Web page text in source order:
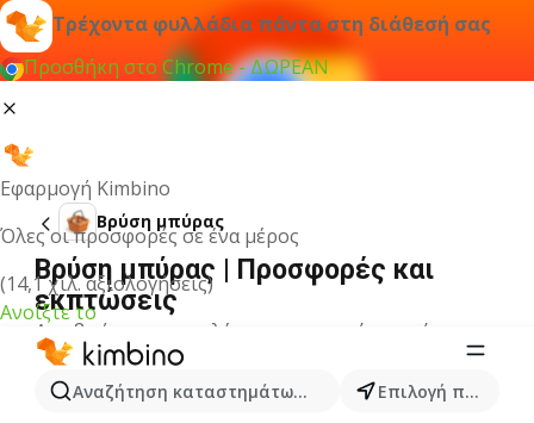
Τρέχοντα φυλλάδια πάντα στη διάθεσή σας
Προσθήκη στο Chrome - ΔΩΡΕΑΝ
Εφαρμογή Kimbino
Όλες οι προσφορές σε ένα μέρος
(14,1 χιλ. αξιολογήσεις)
Ανοίξτε το
Αναζήτηση καταστημάτων, κατηγοριών, προϊόντων...
Επιλογή πόλης
Βρύση μπύρας
Βρύση μπύρας | Προσφορές και
εκπτώσεις
Δεν βρήκαμε αποτελέσματα για αυτόν τον όρο.
Βρύση μπύρας σε προσφορά - Πού
να αγοράσετε;